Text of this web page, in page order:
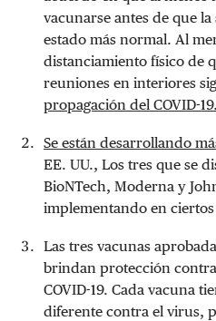
vacunarse antes de que
estado más normal. Al
distanciamiento físico de
reuniones en interiores
propagación del COVID-19.
Se están desarrollando
EE. UU., Los tres que se
BioNTech, Moderna y
implementando en ciertos
Las tres vacunas
brindan protección
COVID-19. Cada vacuna
diferente contra el virus,